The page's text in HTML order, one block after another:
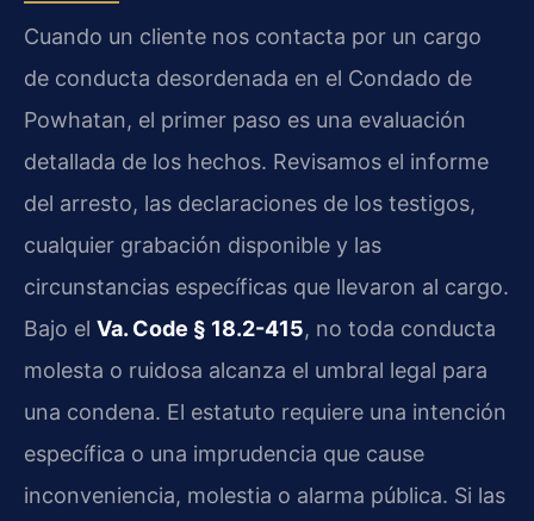
Cuando un cliente nos contacta por un cargo
de conducta desordenada en el Condado de
Powhatan, el primer paso es una evaluación
detallada de los hechos. Revisamos el informe
del arresto, las declaraciones de los testigos,
cualquier grabación disponible y las
circunstancias específicas que llevaron al cargo.
Bajo el Va. Code § 18.2-415, no toda conducta
molesta o ruidosa alcanza el umbral legal para
una condena. El estatuto requiere una intención
específica o una imprudencia que cause
inconveniencia, molestia o alarma pública. Si las